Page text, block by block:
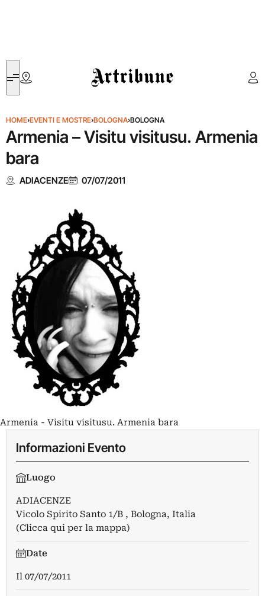
Artribune
HOME›EVENTI E MOSTRE›BOLOGNA›BOLOGNA
Armenia – Visitu visitusu. Armenia
bara
ADIACENZE 07/07/2011
Armenia - Visitu visitusu. Armenia bara
Informazioni Evento
Luogo
ADIACENZE
Vicolo Spirito Santo 1/B , Bologna, Italia
(Clicca qui per la mappa)
Date
Il 07/07/2011